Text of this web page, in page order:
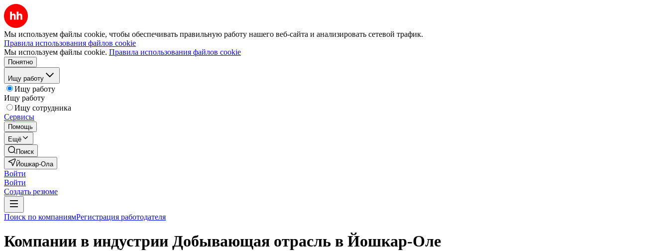
Мы используем файлы cookie, чтобы обеспечивать правильную работу нашего веб-сайта и анализировать сетевой трафик.
Правила использования файлов cookie
Мы используем файлы cookie. Правила использования файлов cookie
Понятно
Ищу работу
Ищу работу
Ищу работу
Ищу сотрудника
Сервисы
Помощь
Ещё
Поиск
Йошкар-Ола
Войти
Войти
Создать резюме
Поиск по компаниямРегистрация работодателя
Компании в индустрии Добывающая отрасль в Йошкар-Оле